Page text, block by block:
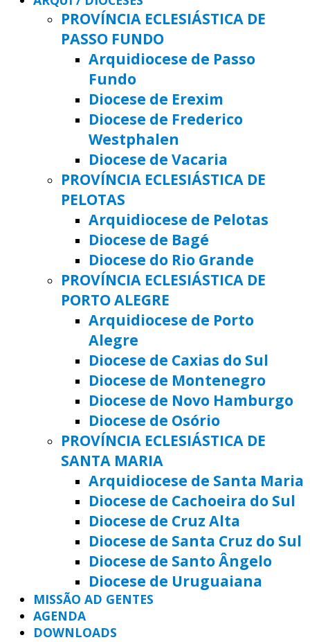
PROVÍNCIA ECLESIÁSTICA DE
PASSO FUNDO
Arquidiocese de Passo
Fundo
Diocese de Erexim
Diocese de Frederico
Westphalen
Diocese de Vacaria
PROVÍNCIA ECLESIÁSTICA DE
PELOTAS
Arquidiocese de Pelotas
Diocese de Bagé
Diocese do Rio Grande
PROVÍNCIA ECLESIÁSTICA DE
PORTO ALEGRE
Arquidiocese de Porto
Alegre
Diocese de Caxias do Sul
Diocese de Montenegro
Diocese de Novo Hamburgo
Diocese de Osório
PROVÍNCIA ECLESIÁSTICA DE
SANTA MARIA
Arquidiocese de Santa Maria
Diocese de Cachoeira do Sul
Diocese de Cruz Alta
Diocese de Santa Cruz do Sul
Diocese de Santo Ângelo
Diocese de Uruguaiana
MISSÃO AD GENTES
AGENDA
DOWNLOADS